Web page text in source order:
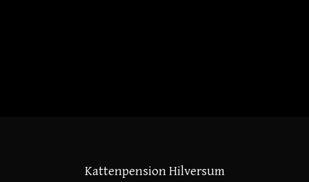
Kattenpension Hilversum